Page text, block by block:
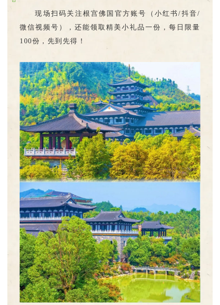
现场扫码关注根宫佛国官方账号（小红书/抖音/
微信视频号），还能领取精美小礼品一份，每日限量
100份，先到先得！